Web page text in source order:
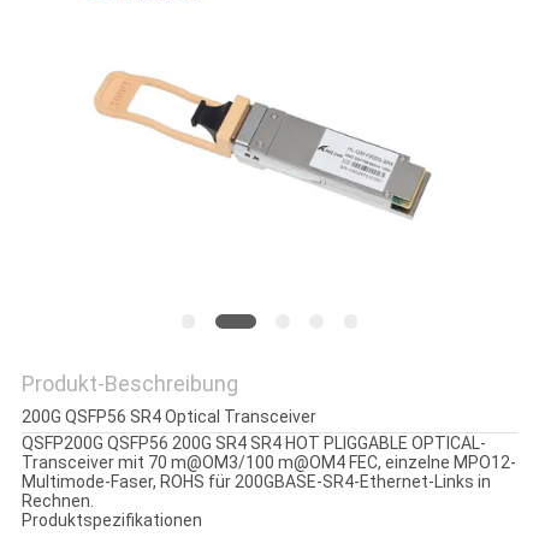
Produkt-Beschreibung
200G QSFP56 SR4 Optical Transceiver
QSFP200G QSFP56 200G SR4 SR4 HOT PLIGGABLE OPTICAL-
Transceiver mit 70 m@OM3/100 m@OM4 FEC, einzelne MPO12-
Multimode-Faser, ROHS für 200GBASE-SR4-Ethernet-Links in
Rechnen.
Produktspezifikationen